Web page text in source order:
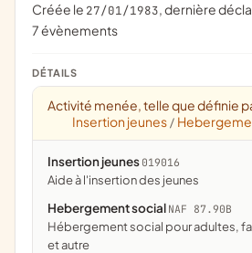
Créée le 27/01/1983, dernière
7 évènements
DÉTAILS
Activité menée, telle que définie
Insertion jeunes /
Insertion jeunes 019016
aide à l'insertion des jeunes
Hebergement social NAF 87.90B
Hébergement social pour adultes,
et autre